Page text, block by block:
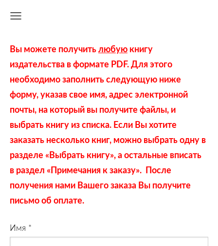
Вы можете получитьлюбуюкнигу
издательства в формате PDF. Для этого
необходимо заполнить следующую ниже
форму,указав свое имя, адрес электронной
почты,на который вы получите файлы, и
выбрать книгу из списка.Если Вы хотите
заказать несколько книг, можно выбрать одну в
разделе «Выбрать книгу», а остальные вписать
в раздел «Примечания к заказу». После
получения нами Вашего заказа Вы получите
письмо об оплате.
Имя *